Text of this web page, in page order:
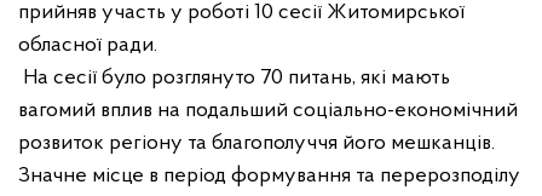
прийняв участь у роботі 10 сесії Житомирської
обласної ради.
На сесії було розглянуто 70 питань, які мають
вагомий вплив на подальший соціально-економічний
розвиток регіону та благополуччя його мешканців.
Значне місце в період формування та перерозподілу